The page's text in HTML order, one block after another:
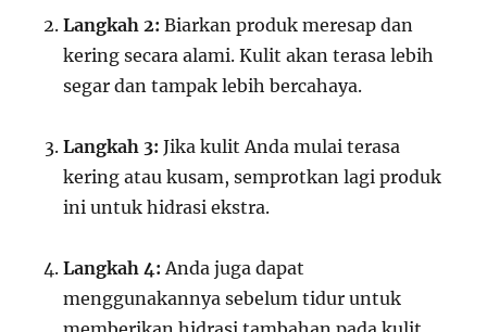
Langkah 2: Biarkan produk meresap dan
kering secara alami. Kulit akan terasa lebih
segar dan tampak lebih bercahaya.
Langkah 3: Jika kulit Anda mulai terasa
kering atau kusam, semprotkan lagi produk
ini untuk hidrasi ekstra.
Langkah 4: Anda juga dapat
menggunakannya sebelum tidur untuk